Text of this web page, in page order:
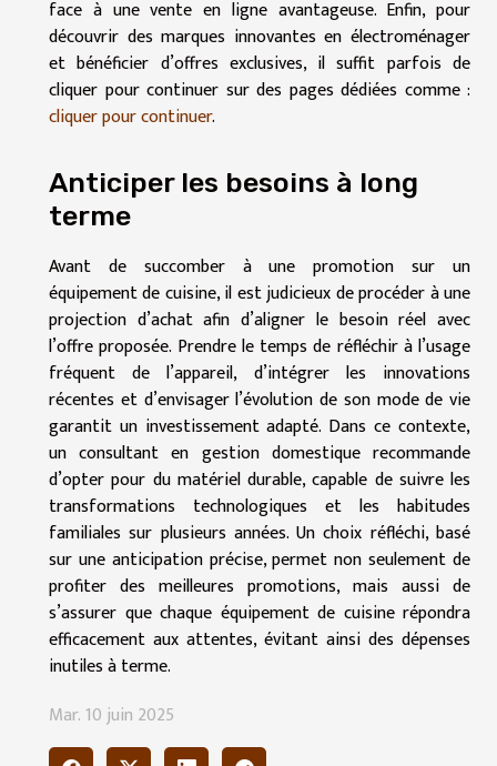
face à une vente en ligne avantageuse. Enfin, pour
découvrir des marques innovantes en électroménager
et bénéficier d’offres exclusives, il suffit parfois de
cliquer pour continuer sur des pages dédiées comme :
cliquer pour continuer.
Anticiper les besoins à long
terme
Avant de succomber à une promotion sur un
équipement de cuisine, il est judicieux de procéder à une
projection d’achat afin d’aligner le besoin réel avec
l’offre proposée. Prendre le temps de réfléchir à l’usage
fréquent de l’appareil, d’intégrer les innovations
récentes et d’envisager l’évolution de son mode de vie
garantit un investissement adapté. Dans ce contexte,
un consultant en gestion domestique recommande
d’opter pour du matériel durable, capable de suivre les
transformations technologiques et les habitudes
familiales sur plusieurs années. Un choix réfléchi, basé
sur une anticipation précise, permet non seulement de
profiter des meilleures promotions, mais aussi de
s’assurer que chaque équipement de cuisine répondra
efficacement aux attentes, évitant ainsi des dépenses
inutiles à terme.
Mar. 10 juin 2025